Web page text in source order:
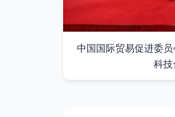
中国国际贸易促进委
科